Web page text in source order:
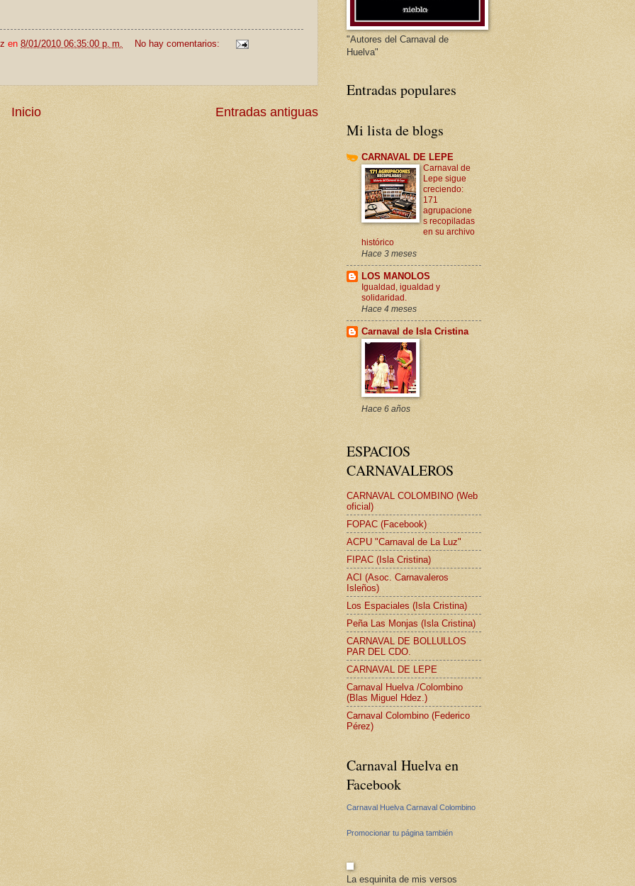
en 8/01/2010 06:35:00 p. m. No hay comentarios:
Entradas antiguas
Inicio
"Autores del Carnaval de
Huelva"
Entradas populares
Mi lista de blogs
CARNAVAL DE LEPE
Carnaval de
Lepe sigue
creciendo:
171
agrupacione
s recopiladas
en su archivo
histórico
Hace 3 meses
LOS MANOLOS
Igualdad, igualdad y
solidaridad.
Hace 4 meses
Carnaval de Isla Cristina
Hace 6 años
ESPACIOS
CARNAVALEROS
CARNAVAL COLOMBINO (Web
oficial)
FOPAC (Facebook)
ACPU "Carnaval de La Luz"
FIPAC (Isla Cristina)
ACI (Asoc. Carnavaleros
Isleños)
Los Espaciales (Isla Cristina)
Peña Las Monjas (Isla Cristina)
CARNAVAL DE BOLLULLOS
PAR DEL CDO.
CARNAVAL DE LEPE
Carnaval Huelva /Colombino
(Blas Miguel Hdez.)
Carnaval Colombino (Federico
Pérez)
Carnaval Huelva en
Facebook
Carnaval Huelva Carnaval Colombino
Promocionar tu página también
La esquinita de mis versos